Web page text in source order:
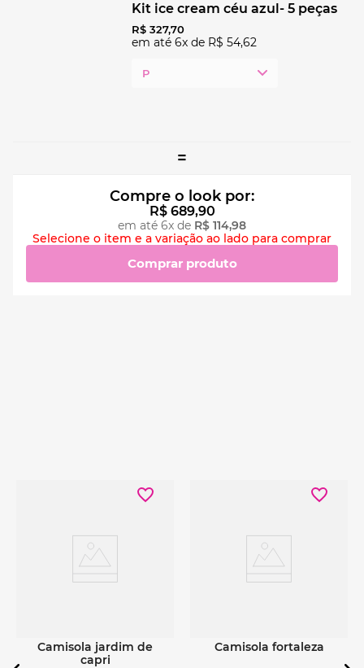
kit ice cream céu azul- 5 peças
R$ 327,70
em até 6x de R$ 54,62
P
=
Compre o look por:
R$ 689,90
em até 6x de R$ 114,98
Selecione o item e a variação ao lado para comprar
Comprar produto
camisola jardim de
capri
camisola fortaleza